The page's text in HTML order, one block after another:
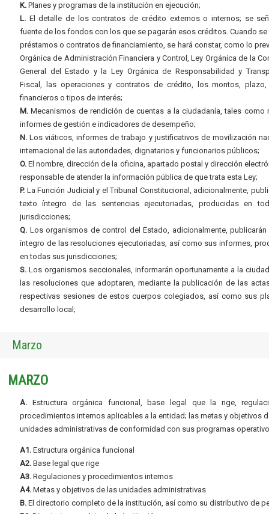
K. Planes y programas de la institución en ejecución;
L. El detalle de los contratos de crédito externos o internos; se
fuente de los fondos con los que se pagarán esos créditos. Cuando se
préstamos o contratos de financiamiento, se hará constar, como lo
Orgánica de Administración Financiera y Control, Ley Orgánica de la
General del Estado y la Ley Orgánica de Responsabilidad y
Fiscal, las operaciones y contratos de crédito, los montos,
financieros o tipos de interés;
M. Mecanismos de rendición de cuentas a la ciudadanía, tales como
informes de gestión e indicadores de desempeño;
N. Los viáticos, informes de trabajo y justificativos de movilización
internacional de las autoridades, dignatarios y funcionarios públicos;
O. El nombre, dirección de la oficina, apartado postal y dirección
responsable de atender la información pública de que trata esta Ley;
P. La Función Judicial y el Tribunal Constitucional, adicionalmente,
texto íntegro de las sentencias ejecutoriadas, producidas en
jurisdicciones;
Q. Los organismos de control del Estado, adicionalmente, publicarán
íntegro de las resoluciones ejecutoriadas, así como sus informes,
en todas sus jurisdicciones;
S. Los organismos seccionales, informarán oportunamente a la
las resoluciones que adoptaren, mediante la publicación de las
respectivas sesiones de estos cuerpos colegiados, así como sus
desarrollo local;
Marzo
MARZO
A. Estructura orgánica funcional, base legal que la rige,
procedimientos internos aplicables a la entidad; las metas y objetivos
unidades administrativas de conformidad con sus programas
A1. Estructura orgánica funcional
A2. Base legal que rige
A3. Regulaciones y procedimientos internos
A4. Metas y objetivos de las unidades administrativas
B. El directorio completo de la institución, así como su distributivo de